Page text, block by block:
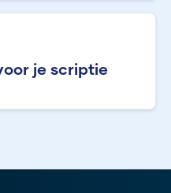
je scriptie